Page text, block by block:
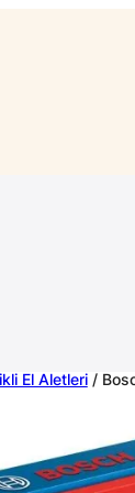
El Aletleri/